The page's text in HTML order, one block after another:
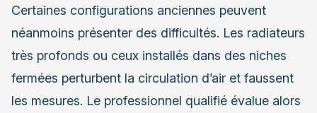
Certaines configurations anciennes peuvent
néanmoins présenter des difficultés. Les radiateurs
très profonds ou ceux installés dans des niches
fermées perturbent la circulation d’air et faussent
les mesures. Le professionnel qualifié évalue alors